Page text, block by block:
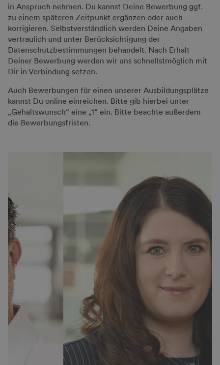
in Anspruch nehmen. Du kannst Deine Bewerbung ggf.
zu einem späteren Zeitpunkt ergänzen oder auch
korrigieren. Selbstverständlich werden Deine Angaben
vertraulich und unter Berücksichtigung der
Datenschutzbestimmungen behandelt. Nach Erhalt
Deiner Bewerbung werden wir uns schnellstmöglich mit
Dir in Verbindung setzen.
Auch Bewerbungen für einen unserer Ausbildungsplätze
kannst Du online einreichen. Bitte gib hierbei unter
„Gehaltswunsch“ eine „1“ ein. Bitte beachte außerdem
die Bewerbungsfristen.